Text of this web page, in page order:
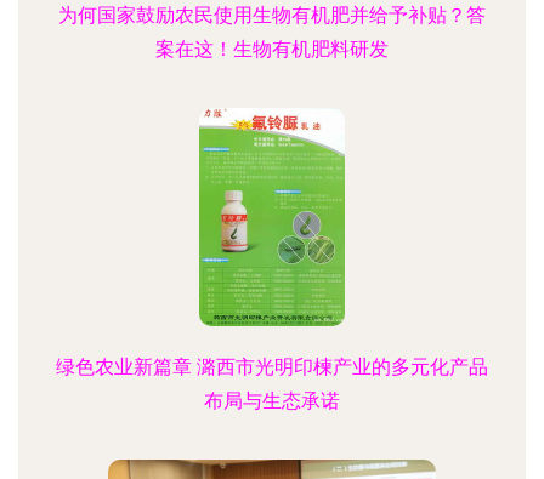
为何国家鼓励农民使用生物有机肥并给予补贴？答
案在这！生物有机肥料研发
绿色农业新篇章 潞西市光明印楝产业的多元化产品
布局与生态承诺